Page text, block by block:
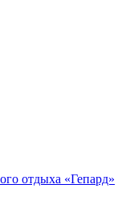
отдыха «Гепард»